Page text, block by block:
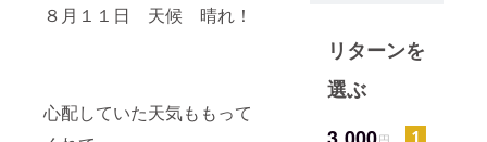
８月１１日 天候 晴れ！
心配していた天気ももって
を原料にし
た加工品の
製造販売も
行っており
リターンを
選ぶ